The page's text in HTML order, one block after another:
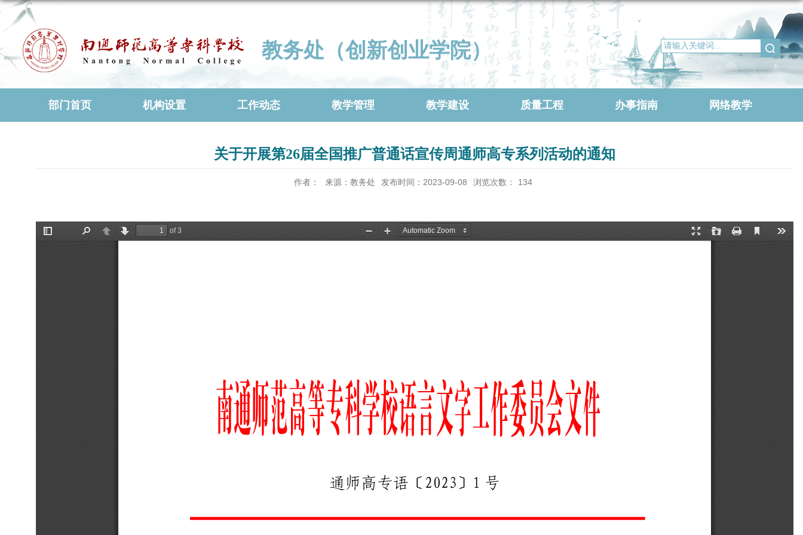
教务处（创新创业学院）
部门首页 机构设置 工作动态 教学管理 教学建设 质量工程 办事指南 网络教学
关于开展第26届全国推广普通话宣传周通师高专系列活动的通知
作者： 来源：教务处 发布时间：2023-09-08 浏览次数： 134